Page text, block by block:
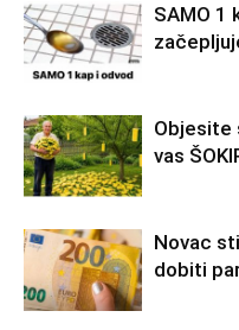
SAMO 1
Objesite
vas
Novac
dobiti